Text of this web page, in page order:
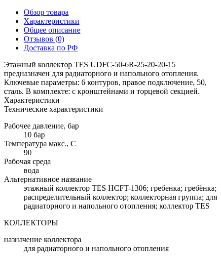
Обзор товара
Характеристики
Общее описание
Отзывов (0)
Доставка по РФ
Этажный коллектор TES UDFC-50-6R-25-20-20-15
предназначен для радиаторного и напольного отопления.
Ключевые параметры: 6 контуров, правое подключение, 50,
сталь. В комплекте: с кронштейнами и торцевой секцией.
Характеристики
Технические характеристики
Рабочее давление, бар
10 бар
Температура макс., С
90
Рабочая среда
вода
Альтернативное название
этажный коллектор TES HCFT-1306; гребенка; гребёнка;
распределительный коллектор; коллекторная группа; для
радиаторного и напольного отопления; коллектор TES
КОЛЛЕКТОРЫ
назначение коллектора
для радиаторного и напольного отопления